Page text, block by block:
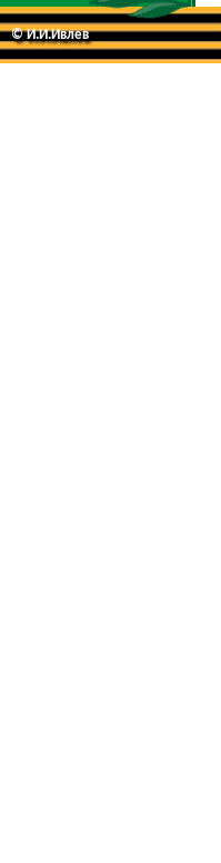
© И.И.Ивлев